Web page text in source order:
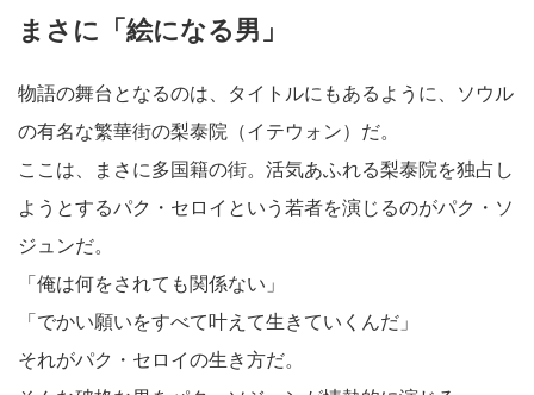
まさに「絵になる男」
物語の舞台となるのは、タイトルにもあるように、ソウル
の有名な繁華街の梨泰院（イテウォン）だ。
ここは、まさに多国籍の街。活気あふれる梨泰院を独占し
ようとするパク・セロイという若者を演じるのがパク・ソ
ジュンだ。
「俺は何をされても関係ない」
「でかい願いをすべて叶えて生きていくんだ」
それがパク・セロイの生き方だ。